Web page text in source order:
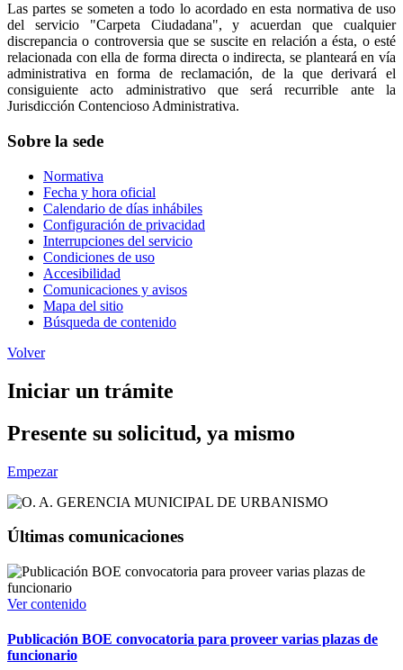
Las partes se someten a todo lo acordado en esta normativa de uso
del servicio "Carpeta Ciudadana", y acuerdan que cualquier
discrepancia o controversia que se suscite en relación a ésta, o esté
relacionada con ella de forma directa o indirecta, se planteará en vía
administrativa en forma de reclamación, de la que derivará el
consiguiente acto administrativo que será recurrible ante la
Jurisdicción Contencioso Administrativa.
Sobre la sede
Normativa
Fecha y hora oficial
Calendario de días inhábiles
Configuración de privacidad
Interrupciones del servicio
Condiciones de uso
Accesibilidad
Comunicaciones y avisos
Mapa del sitio
Búsqueda de contenido
Volver
Iniciar un trámite
Presente su solicitud, ya mismo
Empezar
Últimas comunicaciones
Ver contenido
Publicación BOE convocatoria para proveer varias plazas de
funcionario